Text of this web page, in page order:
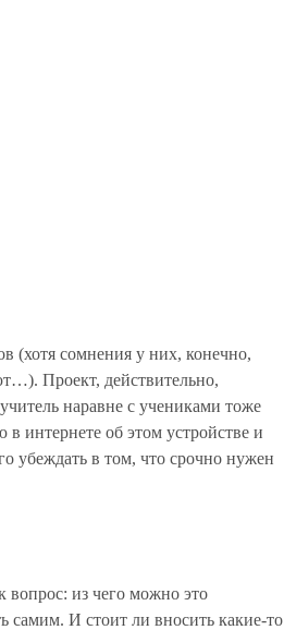
(хотя сомнения у них, конечно,
Проект, действительно,
наравне с учениками тоже
интернете об этом устройстве и
убеждать в том, что срочно нужен
вопрос: из чего можно это
самим. И стоит ли вносить какие-то